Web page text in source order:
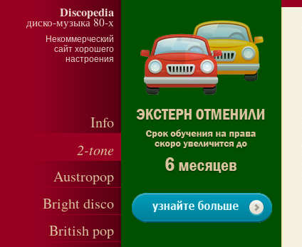
Discopedia
диско-музыка 80-х
Некоммерческий
сайт хорошего
настроения
Info
2-tone
Austropop
Bright disco
British pop